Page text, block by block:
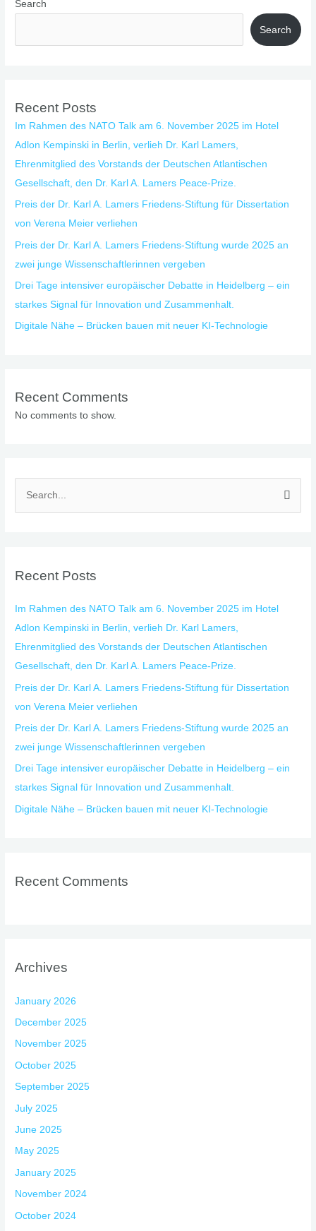
Search
Search
Recent Posts
Im Rahmen des NATO Talk am 6. November 2025 im Hotel
Adlon Kempinski in Berlin, verlieh Dr. Karl Lamers,
Ehrenmitglied des Vorstands der Deutschen Atlantischen
Gesellschaft, den Dr. Karl A. Lamers Peace-Prize.
Preis der Dr. Karl A. Lamers Friedens-Stiftung für Dissertation
von Verena Meier verliehen
Preis der Dr. Karl A. Lamers Friedens-Stiftung wurde 2025 an
zwei junge Wissenschaftlerinnen vergeben
Drei Tage intensiver europäischer Debatte in Heidelberg – ein
starkes Signal für Innovation und Zusammenhalt.
Digitale Nähe – Brücken bauen mit neuer KI-Technologie
Recent Comments
No comments to show.
c
f
o
r
:
Recent Posts
Im Rahmen des NATO Talk am 6. November 2025 im Hotel
Adlon Kempinski in Berlin, verlieh Dr. Karl Lamers,
Ehrenmitglied des Vorstands der Deutschen Atlantischen
Gesellschaft, den Dr. Karl A. Lamers Peace-Prize.
Preis der Dr. Karl A. Lamers Friedens-Stiftung für Dissertation
von Verena Meier verliehen
Preis der Dr. Karl A. Lamers Friedens-Stiftung wurde 2025 an
zwei junge Wissenschaftlerinnen vergeben
Drei Tage intensiver europäischer Debatte in Heidelberg – ein
starkes Signal für Innovation und Zusammenhalt.
Digitale Nähe – Brücken bauen mit neuer KI-Technologie
Recent Comments
Archives
January 2026
December 2025
November 2025
October 2025
September 2025
July 2025
June 2025
May 2025
January 2025
November 2024
October 2024